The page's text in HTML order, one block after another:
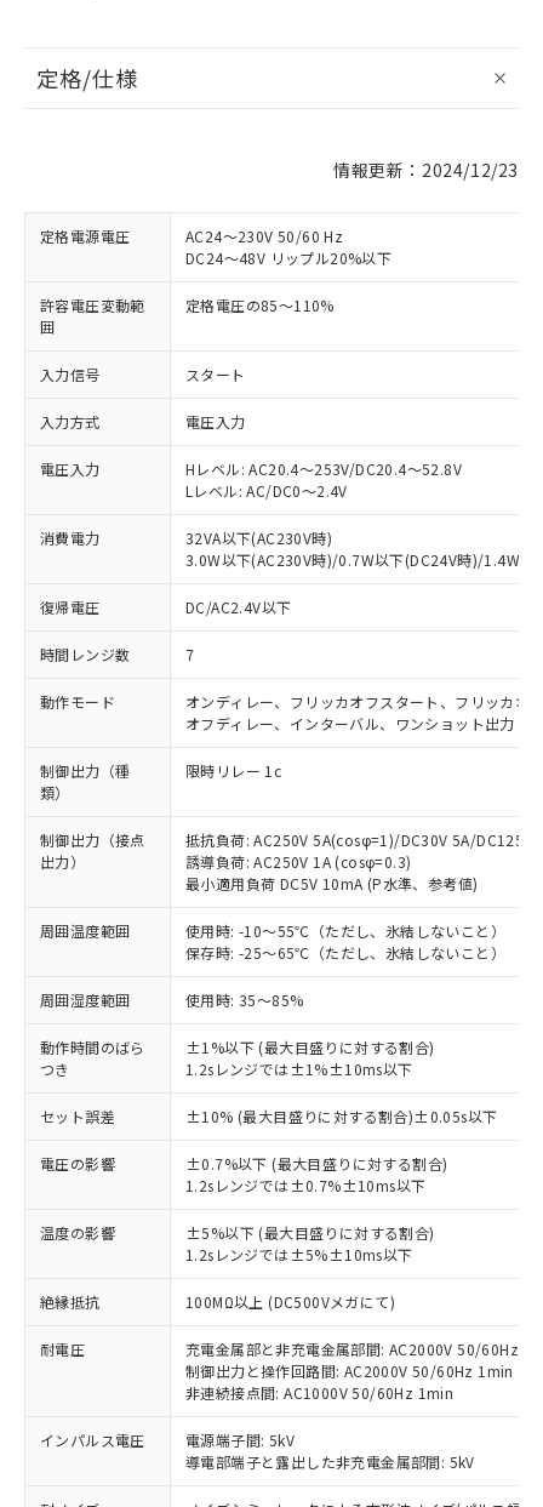
定格/仕様
情報更新：2024/12/23
定格電源電圧
AC24～230V 50/60 Hz
DC24～48V リップル20%以下
許容電圧変動範
囲
定格電圧の85～110%
入力信号 スタート
入力方式 電圧入力
電圧入力
Hレベル: AC20.4～253V/DC20.4～52.8V
Lレベル: AC/DC0～2.4V
消費電力
32VA以下(AC230V時)
3.0W以下(AC230V時)/0.7W以下(DC24V時)/1.4W以
復帰電圧 DC/AC2.4V以下
時間レンジ数 7
動作モード
オンディレー、フリッカオフスタート、フリッカ
オフディレー、インターバル、ワンショット出力
制御出力（種
類）
限時リレー 1c
制御出力（接点
出力）
抵抗負荷: AC250V 5A(cosφ=1)/DC30V 5A/DC125V
誘導負荷: AC250V 1A (cosφ=0.3)
最小適用負荷 DC5V 10mA (P水準、参考値)
周囲温度範囲
使用時: -10～55℃（ただし、氷結しないこと）
保存時: -25～65℃（ただし、氷結しないこと）
周囲湿度範囲 使用時: 35～85%
動作時間のばら
つき
±1%以下 (最大目盛りに対する割合)
1.2sレンジでは±1%±10ms以下
セット誤差 ±10% (最大目盛りに対する割合)±0.05s以下
電圧の影響
±0.7%以下 (最大目盛りに対する割合)
1.2sレンジでは±0.7%±10ms以下
温度の影響
±5%以下 (最大目盛りに対する割合)
1.2sレンジでは±5%±10ms以下
絶縁抵抗 100MΩ以上 (DC500Vメガにて)
耐電圧
充電金属部と非充電金属部間: AC2000V 50/60Hz
制御出力と操作回路間: AC2000V 50/60Hz 1min
非連続接点間: AC1000V 50/60Hz 1min
インパルス電圧
電源端子間: 5kV
導電部端子と露出した非充電金属部間: 5kV
ご利用条件
以下の条件をお読みいただき、同意のうえ
ご利用ください。
本サービスは、当社制御機器事業取扱
商品の当社在庫状況および標準価格
(税抜)を提供させていただくもので
当社制御機器事業取扱商品の中には、
本サービスの対象外となる商品もある
ことをご了承ください。
在庫状況および標準価格照会結果は、
記載している更新日時点での社内デー
※1 対応状況
対応済み：EU RoHS指令（10物質）の
非含有に対応した製品が提供可能な商品で
対応予定：EU RoHS指令（10物質）の非含
有に対応した製品に切り替える予定のある
商品です。
対応予定なし：EU RoHS指令（10物質）の
非含有に非対応の商品で、対応品を出す予
定はありません。
調査・確認中：EU RoHS指令（10物質）の
非含有の対応状況を調査中または確認中の
商品です。
非該当品：ライセンス料など無形物で、有
害物質有無と関係のない商品です。
仕入先様の事情により、非含有部品として
いたものが、含有品と判明した場合などや
むを得ず変更することがあります。
*EU RoHS指令（10物質）：
鉛(Pb) 1000ppm以下、 水銀(Hg) 1000ppm以下、 カド
※1 中国RoHS○×表
「○」：最大均質材料含有率が中国RoHSの
基準値以下であることを示します。
「×」：最大均質材料含有率が中国RoHSの
基準値を超えていることを示します。
「－」：未確認です。当社販売部門へお問
い合わせください。
当社は、これら貴社製品のうち、外国
為替および外国貿易法に定める商品
（以下｢規制貨物等」という）を輸出
または国外への提供する場合は、日本